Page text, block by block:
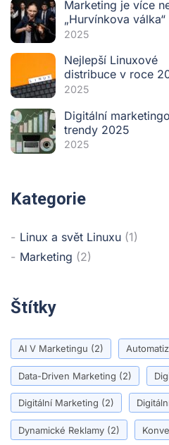
Marketing je více
„Hurvínkova válka“
2025
Nejlepší Linuxové
distribuce v roce
2025
Digitální
trendy 2025
2025
Kategorie
Linux a svět Linuxu (1)
Marketing (2)
Štítky
AI V Marketingu (2)
Data-Driven Marketing (2)
Digitální Marketing (2)
Dynamické Reklamy (2)